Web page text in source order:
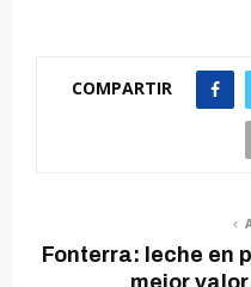
COMPARTIR
Fonterra: leche en